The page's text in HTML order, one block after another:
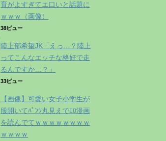
育がよすぎてエ口いと話題に
ｗｗｗ（画像）
38ビュー
陸上部希望JK「えっ…？陸上
ってこんなエッチな格好で走
るんですか…？」
33ビュー
【画像】可愛い女子小学生が
股開いてﾊﾟﾝﾂ丸見えでｴﾛ漫画
を読んでてｗｗｗｗｗｗｗｗ
ｗｗｗｗ